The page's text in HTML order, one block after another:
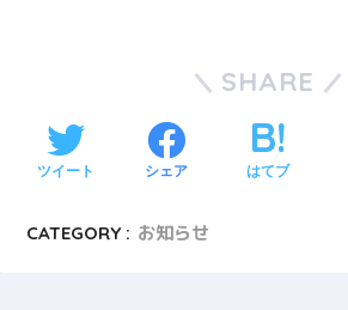
SHARE
ツイート シェア はてブ
CATEGORY : お知らせ